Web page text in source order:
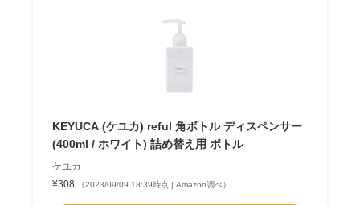
KEYUCA (ケユカ) reful 角ボトル ディスペンサー
(400ml / ホワイト) 詰め替え用 ボトル
ケユカ
¥308
（2023/09/09 18:39時点 | Amazon調べ）